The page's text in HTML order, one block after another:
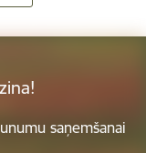
saņemšanai